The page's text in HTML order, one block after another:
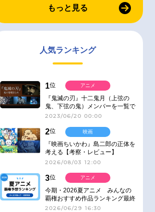
もっと見る
人気ランキング
1位
『鬼滅の刃』十二鬼月（上弦の
鬼、下弦の鬼）メンバーを一覧で
紹介＆解説（登場鬼の情報まと
2023/06/20 00:00
アニメ
2位
『映画ちいかわ』島二郎の正体を
考える【考察・レビュー】
2026/08/03 12:00
映画
3位
今期・2026夏アニメ みんなの
覇権おすすめ作品ランキング最終
結果発表！
2026/06/29 16:30
アニメ